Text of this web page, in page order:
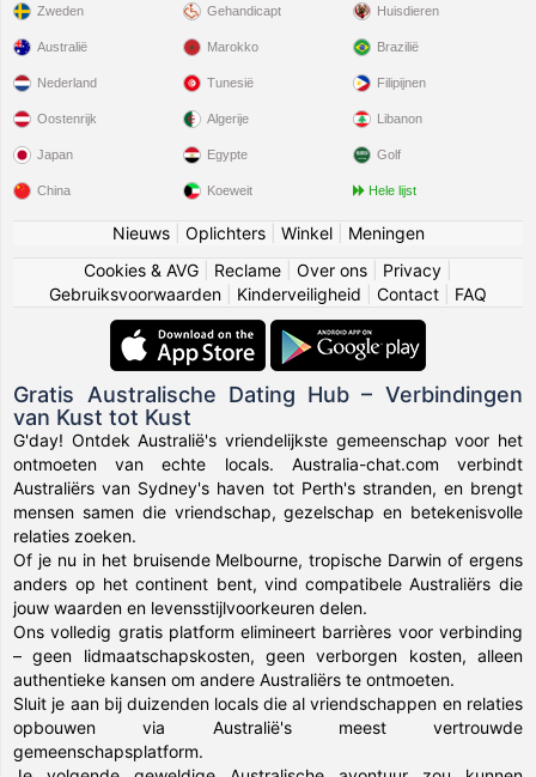
Zweden Gehandicapt Huisdieren
Australië
Nederland
Oostenrijk
Japan
China
Marokko
Tunesië
Algerije
Egypte
Koeweit
Brazilië
Filipijnen
Libanon
Golf
Hele lijst
Nieuws| Oplichters| Winkel| Meningen
Cookies & AVG
Reclame Over ons Privacy
Gebruiksvoorwaarden
Kinderveiligheid Contact FAQ
Gratis Australische Dating Hub – Verbindingen
van Kust tot Kust
G'day! Ontdek Australië's vriendelijkste gemeenschap voor het
ontmoeten van echte locals. Australia-chat.com verbindt
Australiërs van Sydney's haven tot Perth's stranden, en brengt
mensen samen die vriendschap, gezelschap en betekenisvolle
relaties zoeken.
Of je nu in het bruisende Melbourne, tropische Darwin of ergens
anders op het continent bent, vind compatibele Australiërs die
jouw waarden en levensstijlvoorkeuren delen.
Ons volledig gratis platform elimineert barrières voor verbinding
– geen lidmaatschapskosten, geen verborgen kosten, alleen
authentieke kansen om andere Australiërs te ontmoeten.
Sluit je aan bij duizenden locals die al vriendschappen en relaties
opbouwen via Australië's meest vertrouwde
gemeenschapsplatform.